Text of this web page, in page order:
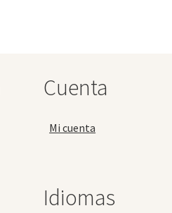
Cuenta
Mi cuenta
Idiomas